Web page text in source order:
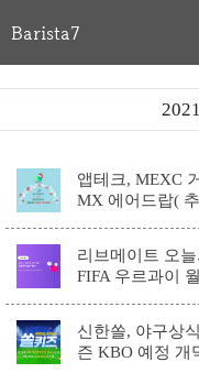
Barista7
앱테크, MEXC
MX 에어드랍(
리브메이트 오
FIFA 우르과이
신한쏠, 야구상
즌 KBO 예정 개